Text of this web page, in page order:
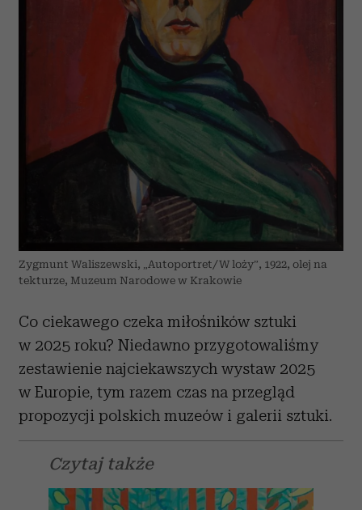
Zygmunt Waliszewski, „Autoportret/W loży”, 1922, olej na
tekturze, Muzeum Narodowe w Krakowie
Co ciekawego czeka miłośników sztuki
w 2025 roku? Niedawno przygotowaliśmy
zestawienie najciekawszych wystaw 2025
w Europie, tym razem czas na przegląd
propozycji polskich muzeów i galerii sztuki.
Czytaj także